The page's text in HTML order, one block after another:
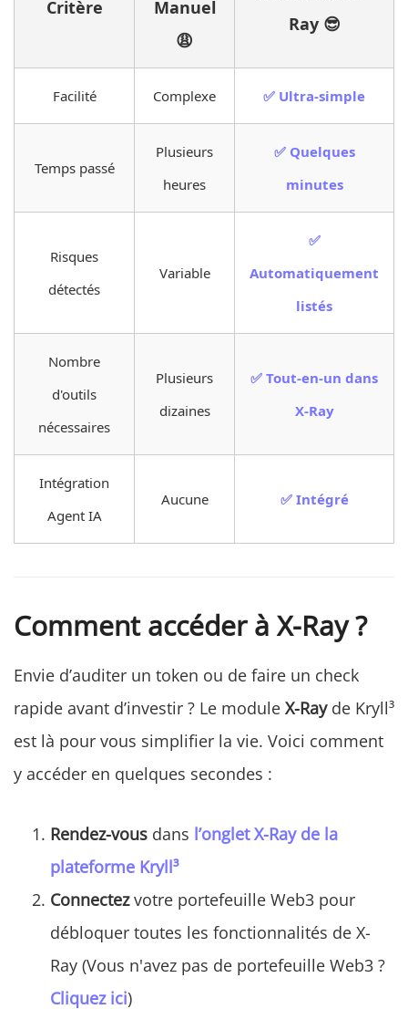
Critère
Manuel
😩
Ray 😎
Facilité Complexe ✅ Ultra-simple
Temps passé
Plusieurs
heures
✅ Quelques
minutes
Risques
détectés
Variable
✅
Automatiquement
listés
Nombre
d'outils
nécessaires
Plusieurs
dizaines
✅ Tout-en-un dans
X-Ray
Intégration
Agent IA
Aucune ✅ Intégré
Comment accéder à X-Ray ?
Envie d’auditer un token ou de faire un check
rapide avant d’investir ? Le module X-Rayde Kryll³
est là pour vous simplifier la vie. Voici comment
y accéder en quelques secondes :
Rendez-vous dans l’onglet X-Ray de la
plateforme Kryll³
Connectezvotre portefeuille Web3 pour
débloquer toutes les fonctionnalités de X-
Ray (Vous n'avez pas de portefeuille Web3 ?
Cliquez ici)